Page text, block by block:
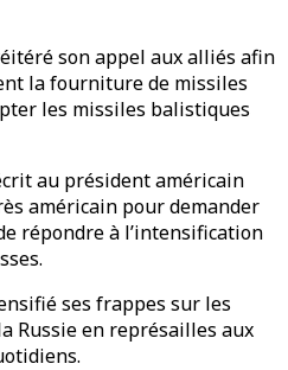
son appel aux alliés afin
la fourniture de missiles
les missiles balistiques
au président américain
américain pour demander
répondre à l’intensification
ses frappes sur les
Russie en représailles aux